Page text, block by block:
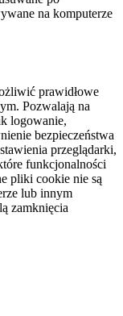
na komputerze
prawidłowe
Pozwalają na
logowanie,
bezpieczeństwa
przeglądarki,
funkcjonalności
pliki cookie nie są
lub innym
zamknięcia